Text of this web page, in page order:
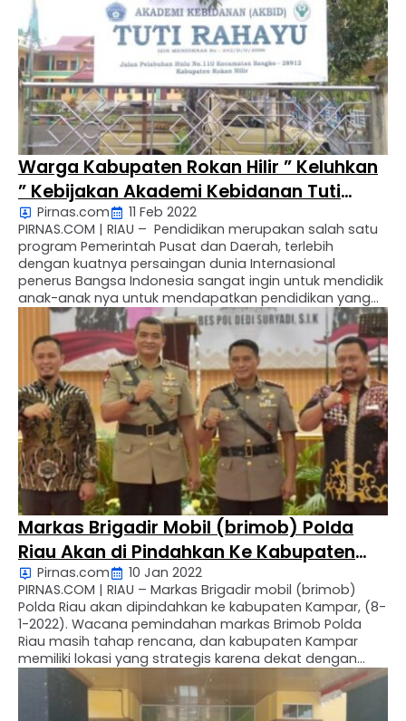
Warga Kabupaten Rokan Hilir ” Keluhkan
” Kebijakan Akademi Kebidanan Tuti
Rahayu
Pirnas.com
11 Feb 2022
PIRNAS.COM | RIAU – Pendidikan merupakan salah satu
program Pemerintah Pusat dan Daerah, terlebih
dengan kuatnya persaingan dunia Internasional
penerus Bangsa Indonesia sangat ingin untuk mendidik
anak-anak nya untuk mendapatkan pendidikan yang
lumayan, sehingga dapat berpotensi memajukan diri,
Keluarga Bangsa dan Negara . Salah seorang warga
Bagan Api sebut saja B, mengatakan sangat kecewa
sekali …
Markas Brigadir Mobil (brimob) Polda
Riau Akan di Pindahkan Ke Kabupaten
Kampar
Pirnas.com
10 Jan 2022
PIRNAS.COM | RIAU – Markas Brigadir mobil (brimob)
Polda Riau akan dipindahkan ke kabupaten Kampar, (8-
1-2022). Wacana pemindahan markas Brimob Polda
Riau masih tahap rencana, dan kabupaten Kampar
memiliki lokasi yang strategis karena dekat dengan
ibukota propinsi Riau. Bukan itu saja, ternyata brimob
Polda Riau bergelar “harimau Kampar”. Hal ini menjadi
kebanggaan oleh masyarakat kabupaten …